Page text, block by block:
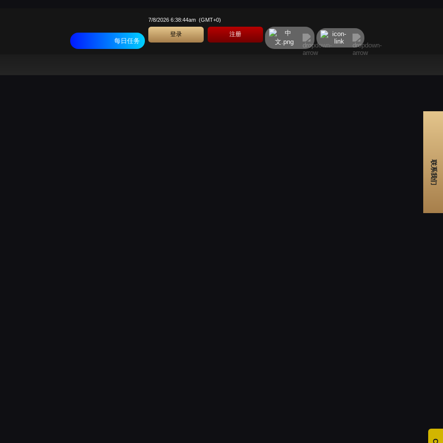
联系我们
每日任务
7/8/2026 6:38:44am (GMT+0)
登录 注册